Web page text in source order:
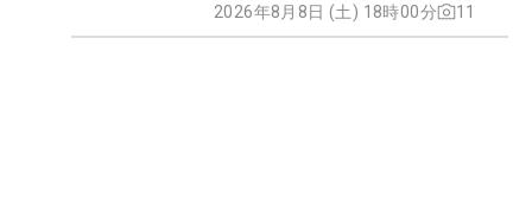
2026年8月8日 (土) 18時00分 11